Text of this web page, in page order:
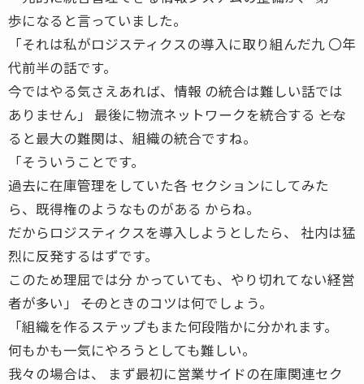
歩になると言っていました。
「それは私がロジスティクスの導入に取り組んだ九 〇年
代前半の話です。
今ではやる気さえあれば、情報 の統合は難しい話では
ありません」 最後に物流ネットワークを統合する ――とな
ると最大の難関は、組織の統合ですね。
「そういうことです。
過去に在庫管理をしていた各 セクションにしてみた
ら、既得権のようなものがある からね。
だからロジスティクスを導入しようとしたら、 社内は猛
烈に反発するはずです。
このため理屈では分 かっていても、やり切れてない経営
者が多い」 ――そのときのコツは何でしょう。
「組織を作るステップもまた何段階かに分かれます。
何もかも一気にやろうとしても難しい。
我々の場合は、 まず最初に営業サイドの在庫関連セク